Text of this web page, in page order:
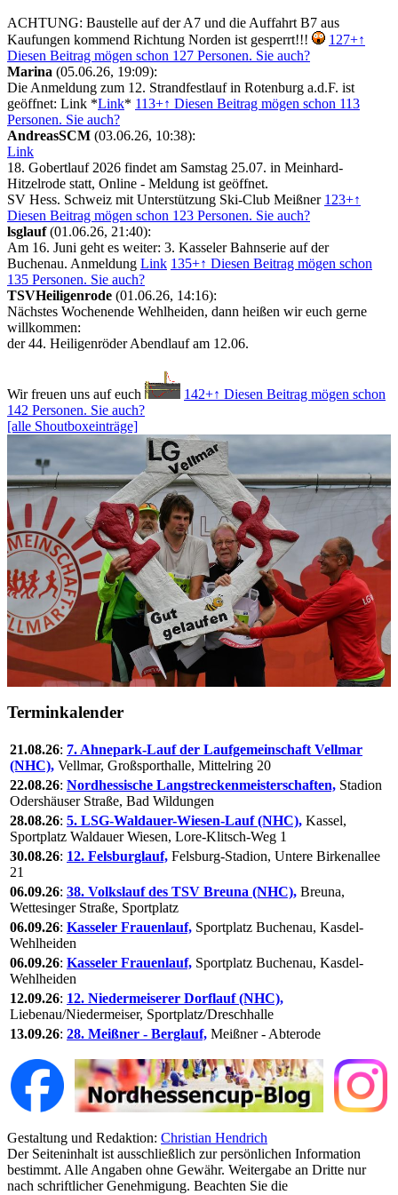
ACHTUNG: Baustelle auf der A7 und die Auffahrt B7 aus
Kaufungen kommend Richtung Norden ist gesperrt!!!
127+↑
Diesen Beitrag mögen schon 127 Personen. Sie auch?
Marina (05.06.26, 19:09):
Die Anmeldung zum 12. Strandfestlauf in Rotenburg a.d.F. ist
geöffnet: Link *Link* 113+↑ Diesen Beitrag mögen schon 113
Personen. Sie auch?
AndreasSCM (03.06.26, 10:38):
Link
18. Gobertlauf 2026 findet am Samstag 25.07. in Meinhard-
Hitzelrode statt, Online - Meldung ist geöffnet.
SV Hess. Schweiz mit Unterstützung Ski-Club Meißner 123+↑
Diesen Beitrag mögen schon 123 Personen. Sie auch?
lsglauf(01.06.26, 21:40):
Am 16. Juni geht es weiter: 3. Kasseler Bahnserie auf der
Buchenau. Anmeldung Link 135+↑ Diesen Beitrag mögen schon
135 Personen. Sie auch?
TSVHeiligenrode (01.06.26, 14:16):
Nächstes Wochenende Wehlheiden, dann heißen wir euch gerne
willkommen:
der 44. Heiligenröder Abendlauf am 12.06.
Wir freuen uns auf euch 142+↑ Diesen Beitrag mögen schon
142 Personen. Sie auch?
[alle Shoutboxeinträge]
Terminkalender
21.08.26: 7. Ahnepark-Lauf der Laufgemeinschaft Vellmar
(NHC), Vellmar, Großsporthalle, Mittelring 20
22.08.26: Nordhessische Langstreckenmeisterschaften, Stadion
Odershäuser Straße, Bad Wildungen
28.08.26: 5. LSG-Waldauer-Wiesen-Lauf (NHC), Kassel,
Sportplatz Waldauer Wiesen, Lore-Klitsch-Weg 1
30.08.26: 12. Felsburglauf, Felsburg-Stadion, Untere Birkenallee
21
06.09.26: 38. Volkslauf des TSV Breuna (NHC), Breuna,
Wettesinger Straße, Sportplatz
06.09.26: Kasseler Frauenlauf, Sportplatz Buchenau, Kasdel-
Wehlheiden
06.09.26: Kasseler Frauenlauf, Sportplatz Buchenau, Kasdel-
Wehlheiden
12.09.26: 12. Niedermeiserer Dorflauf (NHC),
Liebenau/Niedermeiser, Sportplatz/Dreschhalle
13.09.26: 28. Meißner - Berglauf, Meißner - Abterode
Gestaltung und Redaktion: Christian Hendrich
Der Seiteninhalt ist ausschließlich zur persönlichen Information
bestimmt. Alle Angaben ohne Gewähr. Weitergabe an Dritte nur
nach schriftlicher Genehmigung. Beachten Sie die